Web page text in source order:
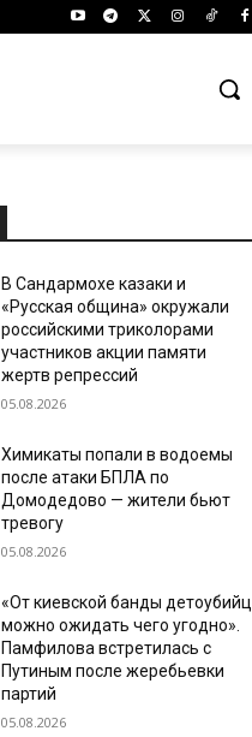
В Сандармохе казаки и
«Русская община» окружали
российскими триколорами
участников акции памяти
жертв репрессий
05.08.2026
Химикаты попали в водоемы
после атаки БПЛА по
Домодедово — жители бьют
тревогу
05.08.2026
«От киевской банды детоубийц
можно ожидать чего угодно».
Памфилова встретилась с
Путиным после жеребьевки
партий
05.08.2026